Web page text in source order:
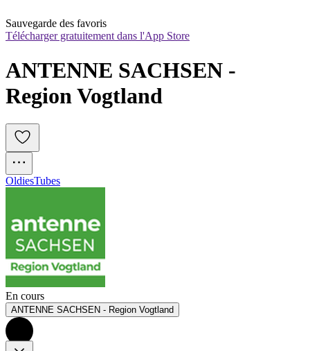
Sauvegarde des favoris
Télécharger gratuitement dans l'App Store
ANTENNE SACHSEN -
Region Vogtland
OldiesTubes
En cours
ANTENNE SACHSEN - Region Vogtland